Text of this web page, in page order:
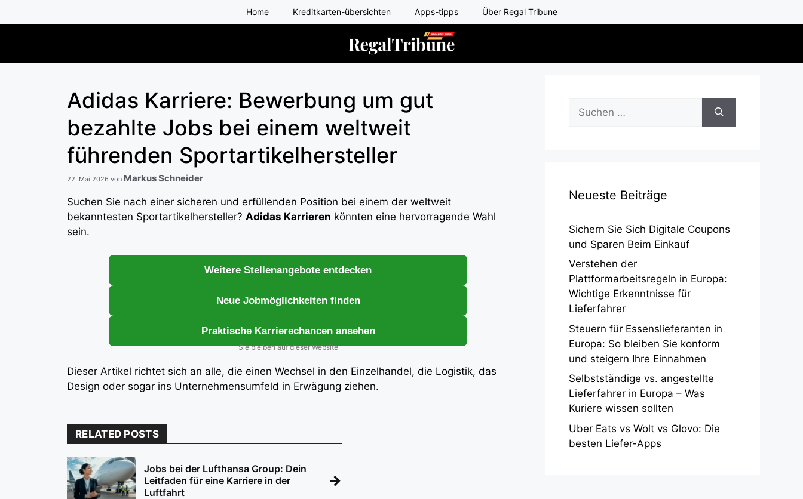
Inhalt
Home Kreditkarten-übersichten Apps-tipps Über Regal Tribune
Adidas Karriere: Bewerbung um gut
bezahlte Jobs bei einem weltweit
führenden Sportartikelhersteller
22. Mai 2026 von Markus Schneider
Suchen Sie nach einer sicheren und erfüllenden Position bei einem der weltweit
bekanntesten Sportartikelhersteller? Adidas Karrieren könnten eine hervorragende Wahl
sein.
Weitere Stellenangebote entdecken
Neue Jobmöglichkeiten finden
Praktische Karrierechancen ansehen
Sie bleiben auf dieser Website
Dieser Artikel richtet sich an alle, die einen Wechsel in den Einzelhandel, die Logistik, das
Design oder sogar ins Unternehmensumfeld in Erwägung ziehen.
RELATED POSTS
Jobs bei der Lufthansa Group: Dein
Leitfaden für eine Karriere in der
Luftfahrt
→
nach:
Neueste Beiträge
Sichern Sie Sich Digitale Coupons
und Sparen Beim Einkauf
Verstehen der
Plattformarbeitsregeln in Europa:
Wichtige Erkenntnisse für
Lieferfahrer
Steuern für Essenslieferanten in
Europa: So bleiben Sie konform
und steigern Ihre Einnahmen
Selbstständige vs. angestellte
Lieferfahrer in Europa – Was
Kuriere wissen sollten
Uber Eats vs Wolt vs Glovo: Die
besten Liefer-Apps